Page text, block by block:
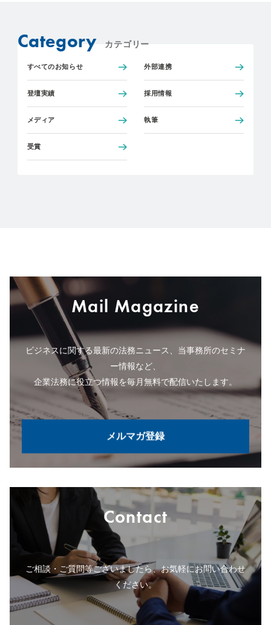
Category カテゴリー
すべてのお知らせ 外部連携
登壇実績 採用情報
メディア 執筆
受賞
Mail Magazine
ビジネスに関する最新の法務ニュース、当事務所のセミナ
ー情報など、
企業法務に役立つ情報を毎月無料で配信いたします。
メルマガ登録
Contact
ご相談・ご質問等ございましたら、お気軽にお問い合わせ
ください。